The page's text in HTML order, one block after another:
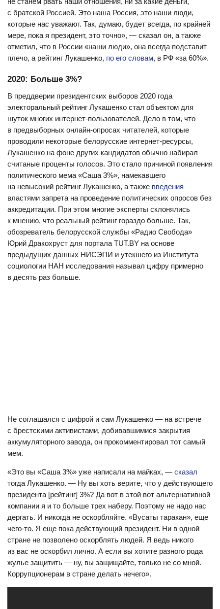
с братской Россией. Это наша Россия, это наши люди,
которые нас уважают. Так, думаю, будет всегда, по крайней
мере, пока я президент, это точно», — сказал он, а также
отметил, что в России «наши люди», она всегда подставит
плечо, а рейтинг Лукашенко, по его словам, в РФ «за 60%».
2020: Больше 3%?
В преддверии президентских выборов 2020 года
электоральный рейтинг Лукашенко стал объектом для
шуток многих интернет-пользователей. Дело в том, что
в предвыборных онлайн-опросах читателей, которые
проводили некоторые белорусские интернет-ресурсы,
Лукашенко на фоне других кандидатов обычно набирал
считаные проценты голосов. Это стало причиной появления
политического мема «Саша 3%», намекавшего
на невысокий рейтинг Лукашенко, а также введения
властями запрета на проведение политических опросов без
аккредитации. При этом многие эксперты склонялись
к мнению, что реальный рейтинг гораздо больше. Так,
обозреватель белорусской службы «Радио Свобода»
Юрий Дракохруст для портала TUT.BY на основе
предыдущих данных НИСЭПИ и утекшего из Института
социологии НАН исследования называл цифру примерно
в десять раз больше.
Не соглашался с цифрой и сам Лукашенко — на встрече
с брестскими активистами, добивавшимися закрытия
аккумуляторного завода, он прокомментировал тот самый
мем.
«Это вы «Саша 3%» уже написали на майках, — сказал
тогда Лукашенко. — Ну вы хоть верите, что у действующего
президента [рейтинг] 3%? Да вот в этой вот альтернативной
компании я и то больше трех наберу. Поэтому не надо нас
дергать. И никогда не оскорбляйте. «Вусаты таракан», еще
чего-то. Я еще пока действующий президент. Ни в одной
стране не позволено оскорблять людей. Я ведь никого
из вас не оскорбил лично. А если вы хотите разного рода
жулье защитить — ну, вы защищайте, только не со мной.
Коррупционерам в стране делать нечего».